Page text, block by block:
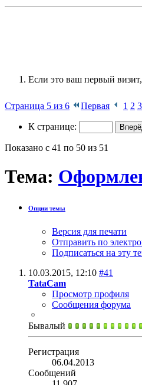
Если это ваш первый
Страница 5 из 6 Первая 1 2 3
К странице:
Показано с 41 по 50 из 51
Тема:
Опции темы
Версия для печати
Отправить по
Подписаться на эту
10.03.2015, 12:10 #41
TataCam
Просмотр профиля
Сообщения форума
Бывалый
Регистрация
06.04.2013
Сообщений